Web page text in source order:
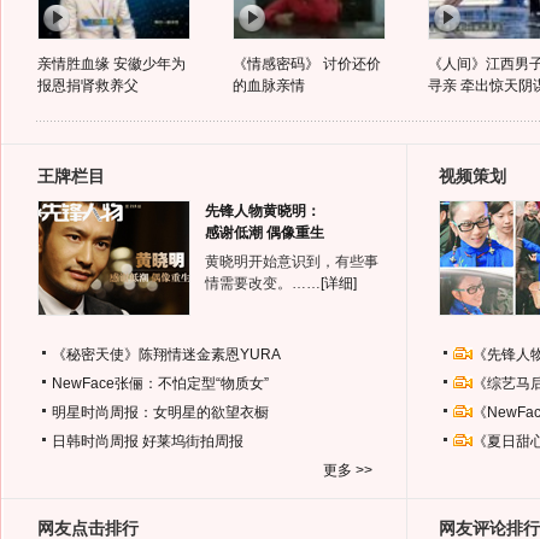
亲情胜血缘 安徽少年为
报恩捐肾救养父
《情感密码》 讨价还价
的血脉亲情
《人间》江西男
寻亲 牵出惊天阴
王牌栏目
先锋人物黄晓明：
感谢低潮 偶像重生
黄晓明开始意识到，有些事
情需要改变。…… [详细]
《秘密天使》陈翔情迷金素恩YURA
NewFace张俪：不怕定型“物质女”
明星时尚周报：女明星的欲望衣橱
日韩时尚周报 好莱坞街拍周报
更多 >>
视频策划
《先锋
《综艺
《
《夏日
网友点击排行 网友评论排行